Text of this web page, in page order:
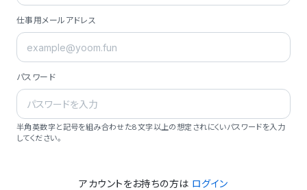
仕事用メールアドレス
パスワード
半角英数字と記号を組み合わせた8文字以上の想定されにくいパスワードを入力
してください。
アカウントをお持ちの方は ログイン